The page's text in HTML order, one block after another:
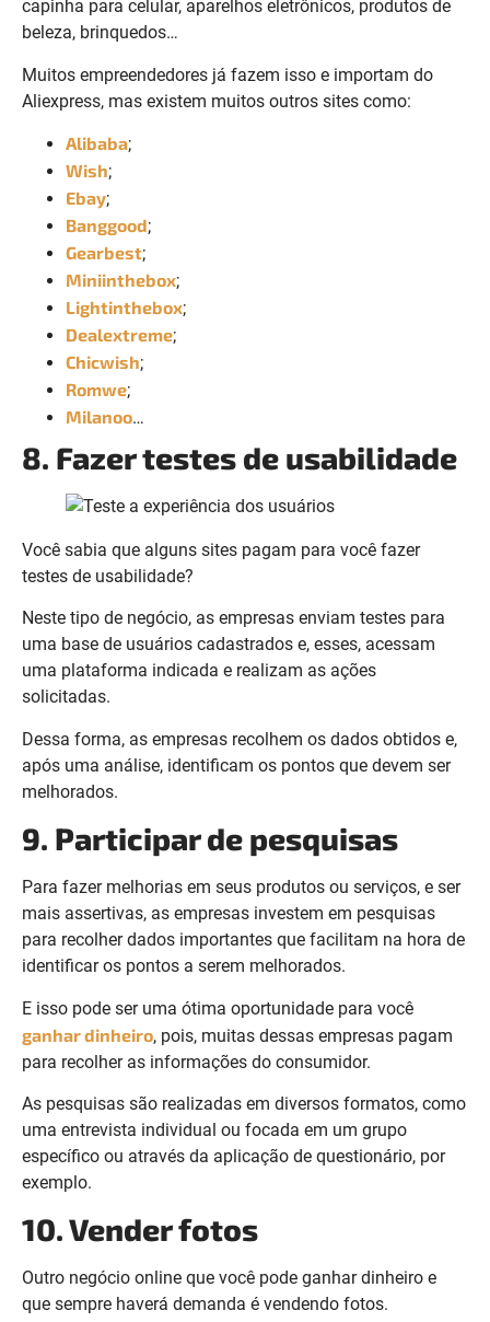
capinha para celular, aparelhos eletrônicos, produtos de
beleza, brinquedos…
Muitos empreendedores já fazem isso e importam do
Aliexpress, mas existem muitos outros sites como:
Alibaba;
Wish;
Ebay;
Banggood;
Gearbest;
Miniinthebox;
Lightinthebox;
Dealextreme;
Chicwish;
Romwe;
Milanoo…
8. Fazer testes de usabilidade
Você sabia que alguns sites pagam para você fazer
testes de usabilidade?
Neste tipo de negócio, as empresas enviam testes para
uma base de usuários cadastrados e, esses, acessam
uma plataforma indicada e realizam as ações
solicitadas.
Dessa forma, as empresas recolhem os dados obtidos e,
após uma análise, identificam os pontos que devem ser
melhorados.
9. Participar de pesquisas
Para fazer melhorias em seus produtos ou serviços, e ser
mais assertivas, as empresas investem em pesquisas
para recolher dados importantes que facilitam na hora de
identificar os pontos a serem melhorados.
E isso pode ser uma ótima oportunidade para você
ganhar dinheiro, pois, muitas dessas empresas pagam
para recolher as informações do consumidor.
As pesquisas são realizadas em diversos formatos, como
uma entrevista individual ou focada em um grupo
específico ou através da aplicação de questionário, por
exemplo.
10. Vender fotos
Outro negócio online que você pode ganhar dinheiro e
que sempre haverá demanda é vendendo fotos.